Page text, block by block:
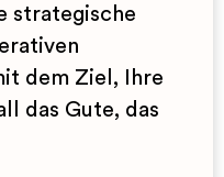
strategische
dem Ziel, Ihre
das Gute, das
‐Management
Marketing,
Zieldefinition und
und